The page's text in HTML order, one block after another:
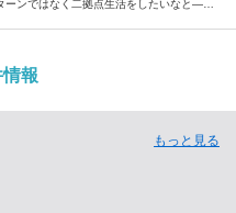
ーンではなく二拠点生活をしたいなと―
報
もっと見る